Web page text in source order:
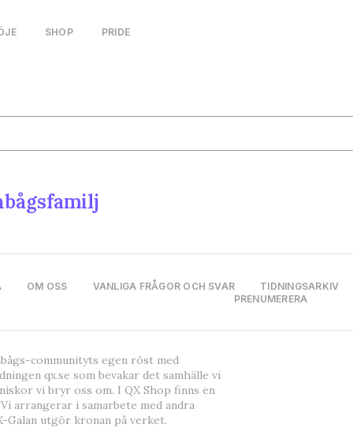
SHOP PRIDE
OM OSS VANLIGA FRÅGOR OCH SVAR TIDNINGSARKIV
PRENUMERERA
communityts egen röst med
qx.se som bevakar det samhälle vi
vi bryr oss om. I QX Shop finns en
arrangerar i samarbete med andra
Galan utgör kronan på verket.